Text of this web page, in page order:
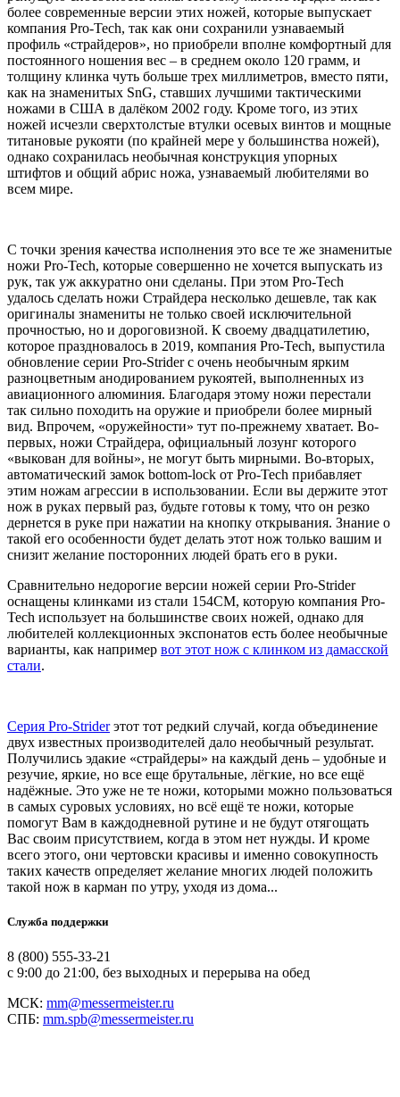
более современные версии этих ножей, которые выпускает
компания Pro-Tech, так как они сохранили узнаваемый
профиль «страйдеров», но приобрели вполне комфортный для
постоянного ношения вес – в среднем около 120 грамм, и
толщину клинка чуть больше трех миллиметров, вместо пяти,
как на знаменитых SnG, ставших лучшими тактическими
ножами в США в далёком 2002 году. Кроме того, из этих
ножей исчезли сверхтолстые втулки осевых винтов и мощные
титановые рукояти (по крайней мере у большинства ножей),
однако сохранилась необычная конструкция упорных
штифтов и общий абрис ножа, узнаваемый любителями во
всем мире.
С точки зрения качества исполнения это все те же знаменитые
ножи Pro-Tech, которые совершенно не хочется выпускать из
рук, так уж аккуратно они сделаны. При этом Pro-Tech
удалось сделать ножи Страйдера несколько дешевле, так как
оригиналы знамениты не только своей исключительной
прочностью, но и дороговизной. К своему двадцатилетию,
которое праздновалось в 2019, компания Pro-Tech, выпустила
обновление серии Pro-Strider с очень необычным ярким
разноцветным анодированием рукоятей, выполненных из
авиационного алюминия. Благодаря этому ножи перестали
так сильно походить на оружие и приобрели более мирный
вид. Впрочем, «оружейности» тут по-прежнему хватает. Во-
первых, ножи Страйдера, официальный лозунг которого
«выкован для войны», не могут быть мирными. Во-вторых,
автоматический замок bottom-lock от Pro-Tech прибавляет
этим ножам агрессии в использовании. Если вы держите этот
нож в руках первый раз, будьте готовы к тому, что он резко
дернется в руке при нажатии на кнопку открывания. Знание о
такой его особенности будет делать этот нож только вашим и
снизит желание посторонних людей брать его в руки.
Сравнительно недорогие версии ножей серии Pro-Strider
оснащены клинками из стали 154СМ, которую компания Pro-
Tech использует на большинстве своих ножей, однако для
любителей коллекционных экспонатов есть более необычные
варианты, как например вот этот нож с клинком из дамасской
стали.
Серия Pro-Striderэтот тот редкий случай, когда объединение
двух известных производителей дало необычный результат.
Получились эдакие «страйдеры» на каждый день – удобные и
резучие, яркие, но все еще брутальные, лёгкие, но все ещё
надёжные. Это уже не те ножи, которыми можно пользоваться
в самых суровых условиях, но всё ещё те ножи, которые
помогут Вам в каждодневной рутине и не будут отягощать
Вас своим присутствием, когда в этом нет нужды. И кроме
всего этого, они чертовски красивы и именно совокупность
таких качеств определяет желание многих людей положить
такой нож в карман по утру, уходя из дома...
Служба поддержки
8 (800) 555-33-21
с 9:00 до 21:00, без выходных и перерыва на обед
МСК: mm@messermeister.ru
СПБ: mm.spb@messermeister.ru